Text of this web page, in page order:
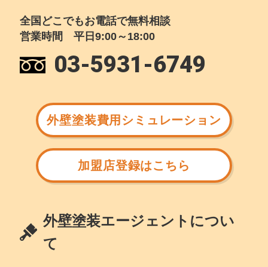
全国どこでもお電話で無料相談
営業時間 平日9:00～18:00
03-5931-6749
外壁塗装費用シミュレーション
加盟店登録はこちら
外壁塗装エージェントについ
て